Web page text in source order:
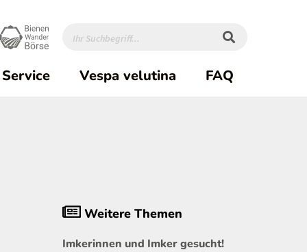
Service Vespa velutina FAQ
Weitere Themen
Imkerinnen und Imker gesucht!